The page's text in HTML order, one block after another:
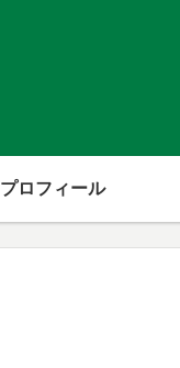
プロフィール